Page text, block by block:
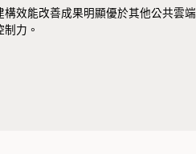
效能改善成果明顯優於其他公共雲端
力。